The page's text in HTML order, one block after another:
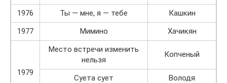
1976
Ты — мне, я — тебе
Кашкин
1977
Мимино Хачикян
1979
Место встречи изменить
нельзя
Копченый
Суета сует
Володя